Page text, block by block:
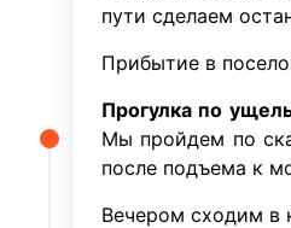
пути сделаем
Прибытие в
Прогулка по
Мы пройдем по
после подъема к
Вечером сходим в